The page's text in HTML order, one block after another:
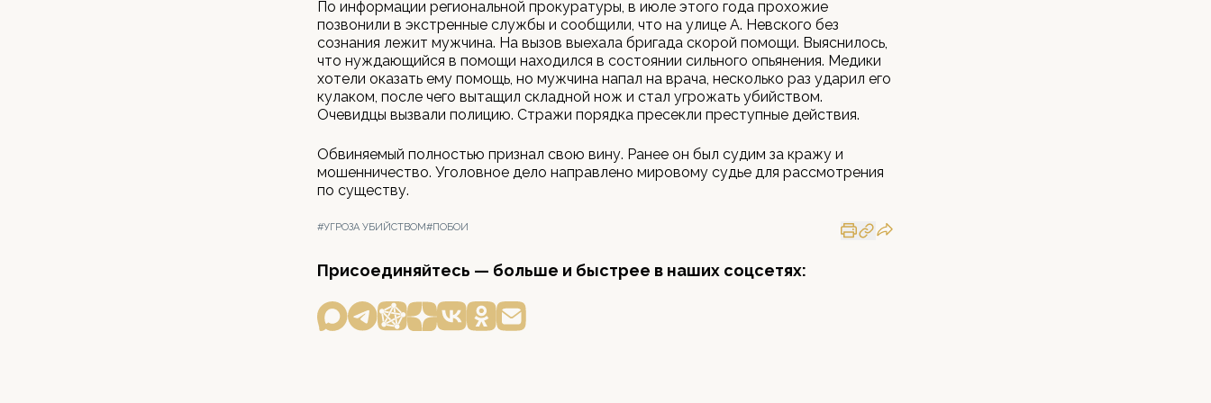
По информации региональной прокуратуры, в июле этого года прохожие
позвонили в экстренные службы и сообщили, что на улице А. Невского без
сознания лежит мужчина. На вызов выехала бригада скорой помощи. Выяснилось,
что нуждающийся в помощи находился в состоянии сильного опьянения. Медики
хотели оказать ему помощь, но мужчина напал на врача, несколько раз ударил его
кулаком, после чего вытащил складной нож и стал угрожать убийством.
Очевидцы вызвали полицию. Стражи порядка пресекли преступные действия.
Обвиняемый полностью признал свою вину. Ранее он был судим за кражу и
мошенничество. Уголовное дело направлено мировому судье для рассмотрения
по существу.
#УГРОЗА УБИЙСТВОМ#ПОБОИ
Присоединяйтесь — больше и быстрее в наших соцсетях: